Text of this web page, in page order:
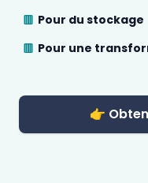
Pour du stockage
Pour une
👉